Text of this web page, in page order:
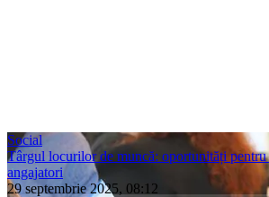
Social
Târgul locurilor de muncă: oportunități pentru
angajatori
29 septembrie 2025, 08:12